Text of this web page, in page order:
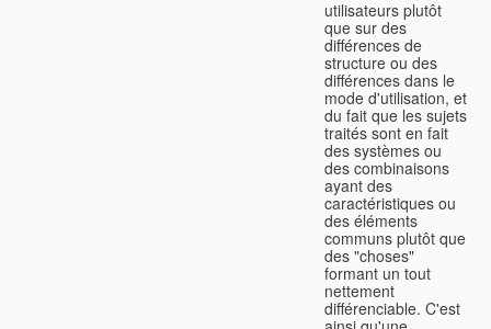
utilisateurs plutôt
que sur des
différences de
structure ou des
différences dans le
mode d'utilisation, et
du fait que les sujets
traités sont en fait
des systèmes ou
des combinaisons
ayant des
caractéristiques ou
des éléments
communs plutôt que
des "choses"
formant un tout
nettement
différenciable. C'est